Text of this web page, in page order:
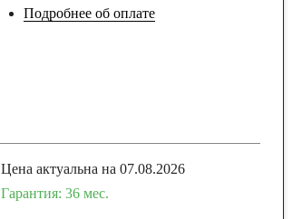
Подробнее об оплате
Цена актуальна на 07.08.2026
Гарантия: 36 меc.